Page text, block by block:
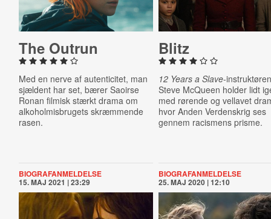
The Outrun
Med en nerve af autenticitet, man
sjældent har set, bærer Saoirse
Ronan filmisk stærkt drama om
alkoholmisbrugets skræmmende
rasen.
Blitz
12 Years a Slave-
Steve McQueen holder lidt
med rørende og vellavet
hvor Anden Verdenskrig ses
gennem racismens prisme.
BIOGRAFANMELDELSE
15. MAJ 2021 | 23:29
BIOGRAFANMELDELSE
25. MAJ 2020 | 12:10